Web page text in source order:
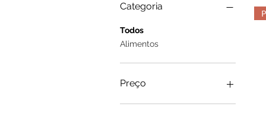
Categoria
Todos
Alimentos
Preço